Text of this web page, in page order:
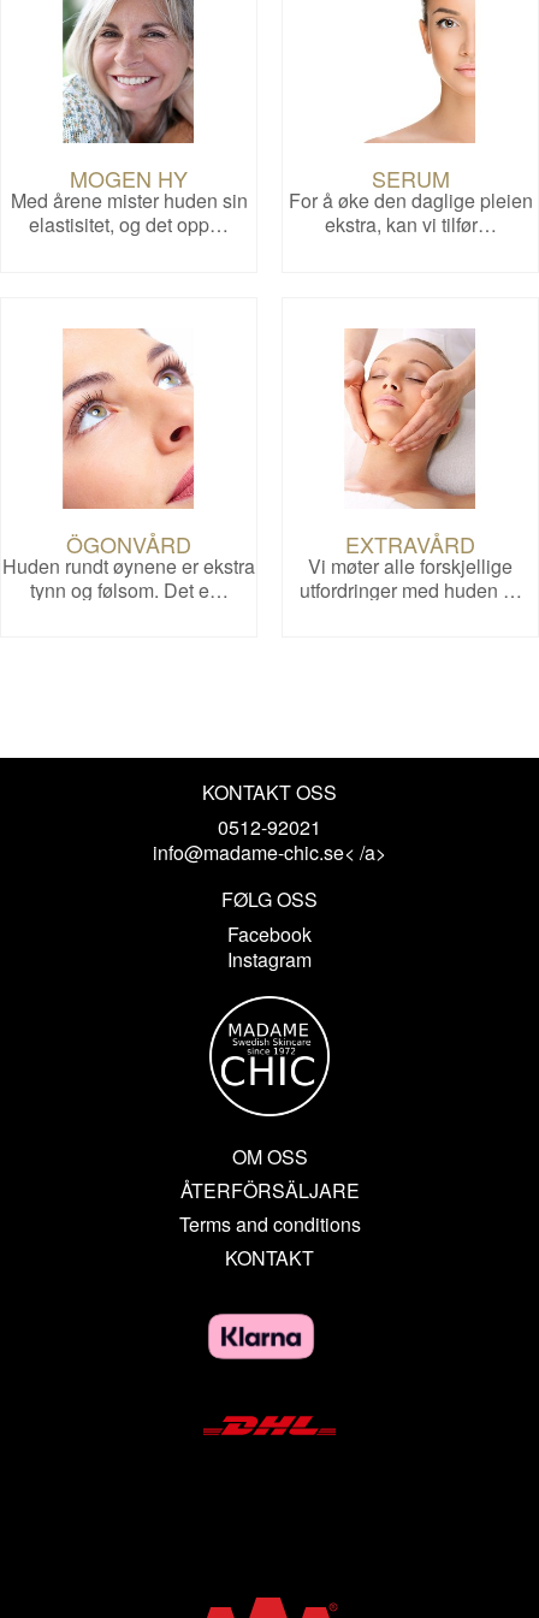
MOGEN HY
Med årene mister huden sin
elastisitet, og det opp…
SERUM
For å øke den daglige pleien
ekstra, kan vi tilfør…
ÖGONVÅRD
Huden rundt øynene er ekstra
tynn og følsom. Det e…
EXTRAVÅRD
Vi møter alle forskjellige
utfordringer med huden …
KONTAKT OSS
0512-92021
info@madame-chic.se< /a>
FØLG OSS
Facebook
Instagram
OM OSS
ÅTERFÖRSÄLJARE
Terms and conditions
KONTAKT